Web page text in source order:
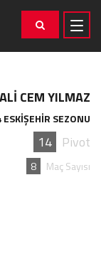
ALİ CEM YILMAZ
SEZONU
14 Pivot
8 Maç Sayısı